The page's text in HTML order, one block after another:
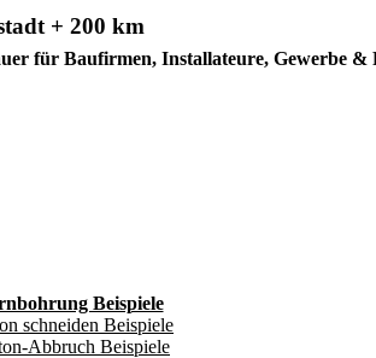
+ 200 km
für Baufirmen, Installateure, Gewerbe &
Beispiele
schneiden Beispiele
Abbruch Beispiele